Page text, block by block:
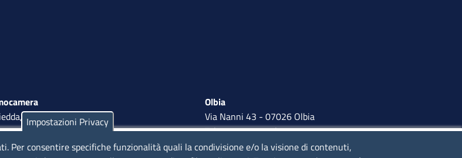
18 - 07100 Sassari
| Fax 079 2638810
10,00 - 13,00; mercoledì pomeriggio:
Olbia
Via Nanni 43 - 07026 Olbia
Tel. 0789 66122 | 0789 69580
mail:ufficio.olbia@ss.camcom.it
Impostazioni Privacy
Per consentire specifiche funzionalità quali la condivisione e/o la visione di contenuti,